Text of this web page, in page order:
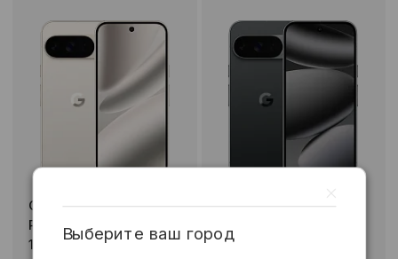
Смартфон Google
Pixel 10 Pro XL
16/256Gb (Porcelain)
Смартфон Google
16/256Gb (Obsidian)
Выберите ваш город